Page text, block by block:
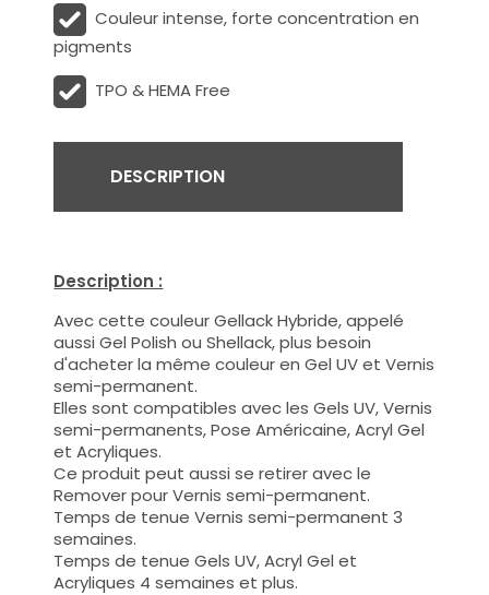
Couleur intense, forte concentration en
pigments
TPO & HEMA Free
DESCRIPTION
Description :
Avec cette couleur Gellack Hybride, appelé
aussi Gel Polish ou Shellack, plus besoin
d'acheter la même couleur en Gel UV et Vernis
semi-permanent.
Elles sont compatibles avec les Gels UV, Vernis
semi-permanents, Pose Américaine, Acryl Gel
et Acryliques.
Ce produit peut aussi se retirer avec le
Remover pour Vernis semi-permanent.
Temps de tenue Vernis semi-permanent 3
semaines.
Temps de tenue Gels UV, Acryl Gel et
Acryliques 4 semaines et plus.